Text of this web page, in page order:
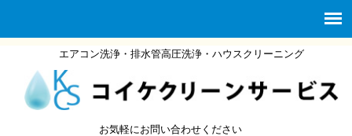
エアコン洗浄・排水管高圧洗浄・ハウスクリーニング
お気軽にお問い合わせください